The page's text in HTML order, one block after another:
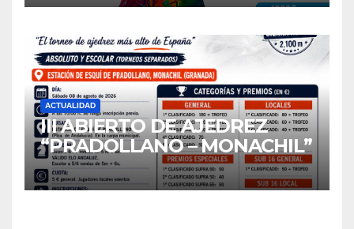
ACTUALIDAD
III ABIERTO DE AJEDREZ
“PRADOLLANO – MONACHIL”